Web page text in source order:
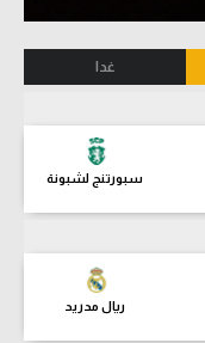
غدا
سبورتنج لشبونة
ريال مدريد